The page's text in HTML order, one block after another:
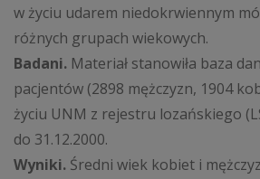
w życiu udarem niedokrwiennym
różnych grupach wiekowych.
Badani. Materiał stanowiła baza
pacjentów (2898 mężczyzn, 1904
życiu UNM z rejestru lozańskiego
do 31.12.2000.
Wyniki. Średni wiek kobiet i